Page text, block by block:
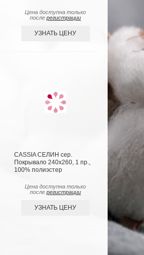
Цена доступна только
послерегистрации
УЗНАТЬ ЦЕНУ
CASSIA СЕЛИН сер.
Покрывало 240х260, 1 пр.,
100% полиэстер
Цена доступна только
послерегистрации
УЗНАТЬ ЦЕНУ